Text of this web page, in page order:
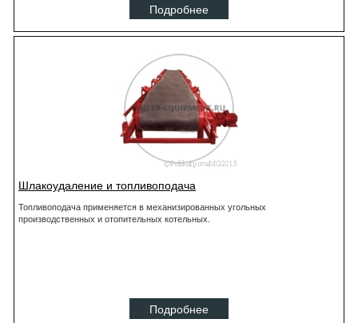
Подробнее
Шлакоудаление и топливоподача
Топливоподача применяется в механизированных угольных
производственных и отопительных котельных.
Подробнее